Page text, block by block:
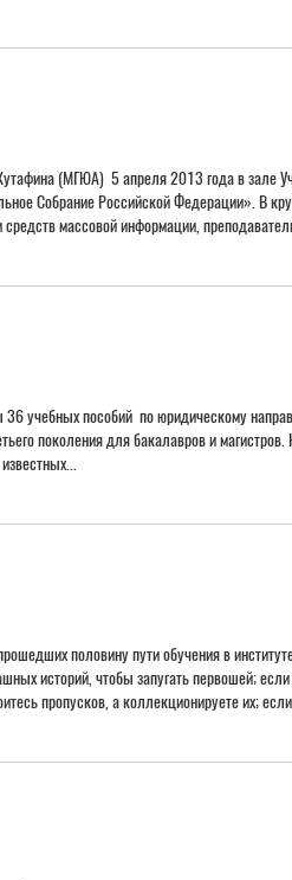
(МГЮА) 5 апреля 2013 года в зале
Собрание Российской Федерации». В
массовой информации,
учебных пособий по юридическому
поколения для бакалавров и
половину пути обучения в
историй, чтобы запугать первошей;
пропусков, а коллекционируете их;